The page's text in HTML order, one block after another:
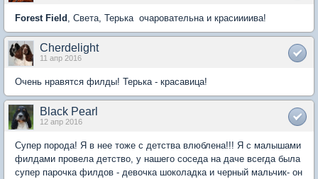
Forest Field , Света, Терька очаровательна и красиииива!
Cherdelight
11 апр 2016
Очень нравятся филды! Терька - красавица!
Black Pearl
12 апр 2016
Супер порода! Я в нее тоже с детства влюблена!!! Я с малышами
филдами провела детство, у нашего соседа на даче всегда была
супер парочка филдов - девочка шоколадка и черный мальчик- он